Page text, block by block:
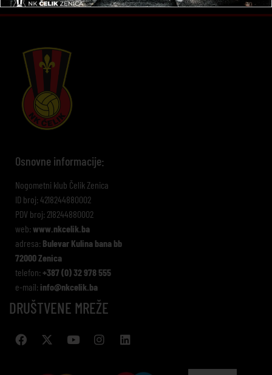
Osnovne informacije:
Nogometni klub Čelik Zenica
ID broj: 4218244880002
PDV broj: 218244880002
web: www.nkcelik.ba
adresa: Bulevar Kulina bana bb
72000 Zenica
telefon: +387 (0) 32 978 555
e-mail: info@nkcelik.ba
DRUŠTVENE MREŽE